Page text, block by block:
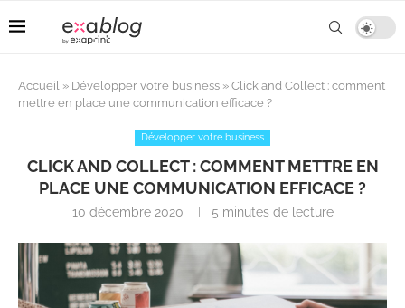
Accueil » Développer votre business » Click and Collect : comment
mettre en place une communication efficace ?
Développer votre business
CLICK AND COLLECT : COMMENT METTRE EN
PLACE UNE COMMUNICATION EFFICACE ?
10 décembre 2020 5 minutes de lecture